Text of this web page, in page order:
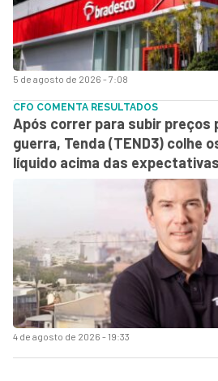
5 de agosto de 2026 - 7:08
4 de agosto de 2026 - 19:33
CFO COMENTA RESULTADOS
Após correr para subir preços
guerra, Tenda (TEND3) colhe
líquido acima das